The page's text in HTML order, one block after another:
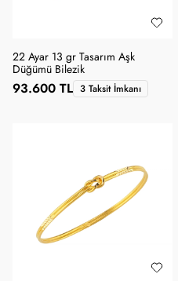
22 Ayar 13 gr Tasarım Aşk
Düğümü Bilezik
93.600 TL 3 Taksit İmkanı